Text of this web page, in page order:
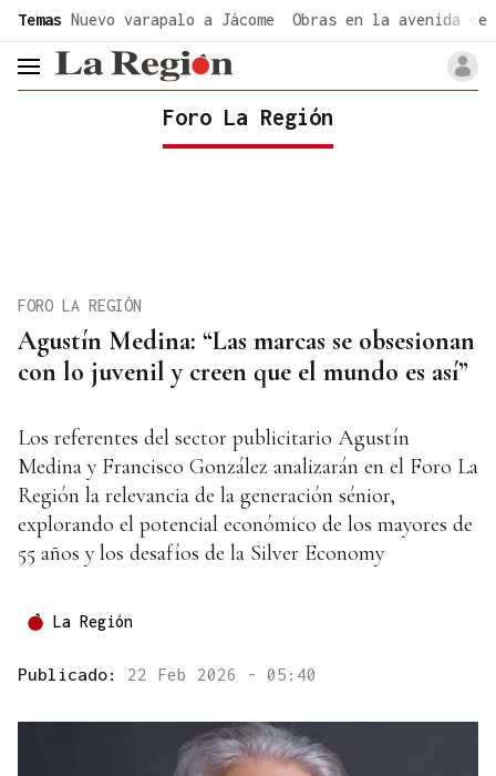
Temas Nuevo varapalo a Jácome Obras en la avenida de
header.menu.open
Foro La Región
Agustín Medina: “Las marcas se obsesionan
con lo juvenil y creen que el mundo es así”
FORO LA REGIÓN
Los referentes del sector publicitario Agustín
Medina y Francisco González analizarán en el Foro La
Región la relevancia de la generación sénior,
explorando el potencial económico de los mayores de
55 años y los desafíos de la Silver Economy
La Región
Publicado: 22 Feb 2026 - 05:40